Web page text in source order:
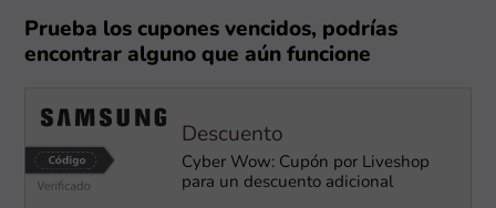
Prueba los cupones vencidos, podrías
encontrar alguno que aún funcione
Descuento
Cyber Wow: Cupón por Liveshop
para un descuento adicional